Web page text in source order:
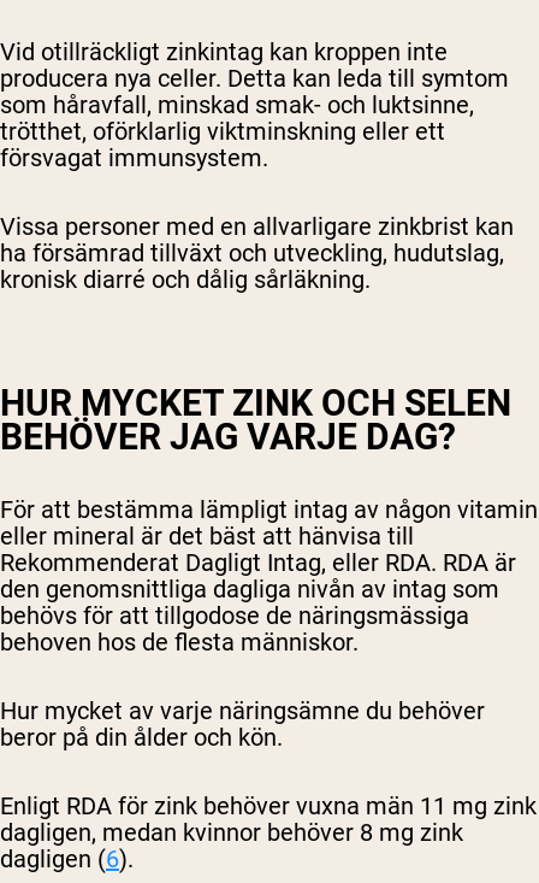
Vid otillräckligt zinkintag kan kroppen inte
producera nya celler. Detta kan leda till symtom
som håravfall, minskad smak- och luktsinne,
trötthet, oförklarlig viktminskning eller ett
försvagat immunsystem.
Vissa personer med en allvarligare zinkbrist kan
ha försämrad tillväxt och utveckling, hudutslag,
kronisk diarré och dålig sårläkning.
HUR MYCKET ZINK OCH SELEN
BEHÖVER JAG VARJE DAG?
För att bestämma lämpligt intag av någon vitamin
eller mineral är det bäst att hänvisa till
Rekommenderat Dagligt Intag, eller RDA. RDA är
den genomsnittliga dagliga nivån av intag som
behövs för att tillgodose de näringsmässiga
behoven hos de flesta människor.
Hur mycket av varje näringsämne du behöver
beror på din ålder och kön.
Enligt RDA för zink behöver vuxna män 11 mg zink
dagligen, medan kvinnor behöver 8 mg zink
dagligen (6).